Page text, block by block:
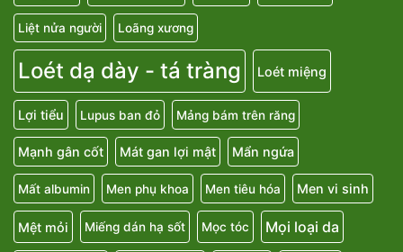
Liệt nửa người Loãng xương
Loét dạ dày - tá tràng Loét miệng
Lợi tiểu Lupus ban đỏ Mảng bám trên răng
Mạnh gân cốt Mát gan lợi mật Mẩn ngứa
Mất albumin Men phụ khoa Men tiêu hóa Men vi sinh
Mệt mỏi Miếng dán hạ sốt Mọc tóc Mọi loại da